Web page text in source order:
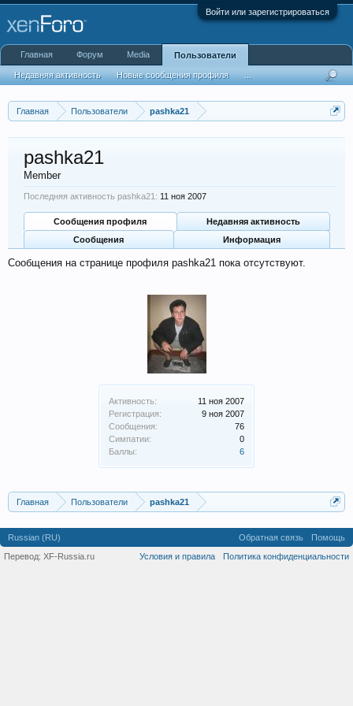
Войти или зарегистрироваться
Главная Пользователи pashka21
Активность:
11 ноя 2007
Регистрация:
9 ноя 2007
Сообщения:
76
Симпатии:
0
Баллы:
6
pashka21
Member
Последняя активность pashka21: 11 ноя 2007
Сообщения профиля
Недавняя активность
Сообщения
Информация
Сообщения на странице профиля pashka21 пока отсутствуют.
Главная Пользователи pashka21
Главная Форум Media Пользователи
Недавняя активность Новые сообщения профиля
Russian (RU) Обратная связь
Помощь
Условия и правила
Политика конфиденциальности
Перевод: XF-Russia.ru